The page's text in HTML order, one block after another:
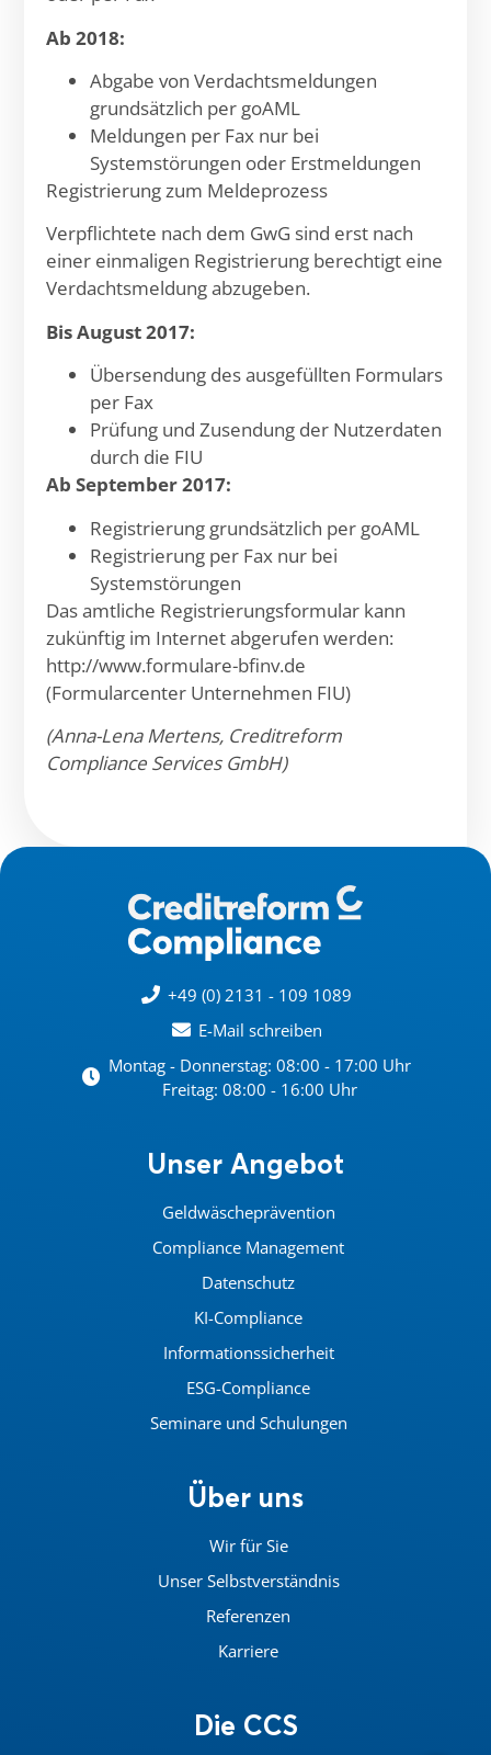
Ab 2018:
Abgabe von Verdachtsmeldungen
grundsätzlich per goAML
Meldungen per Fax nur bei
Systemstörungen oder Erstmeldungen
Registrierung zum Meldeprozess
Verpflichtete nach dem GwG sind erst nach
einer einmaligen Registrierung berechtigt eine
Verdachtsmeldung abzugeben.
Bis August 2017:
Übersendung des ausgefüllten Formulars
per Fax
Prüfung und Zusendung der Nutzerdaten
durch die FIU
Ab September 2017:
Registrierung grundsätzlich per goAML
Registrierung per Fax nur bei
Systemstörungen
Das amtliche Registrierungsformular kann
zukünftig im Internet abgerufen werden:
http://www.formulare-bfinv.de
(Formularcenter Unternehmen FIU)
(Anna-Lena Mertens, Creditreform
Compliance Services GmbH)
+49 (0) 2131 - 109 1089
E-Mail schreiben
Montag - Donnerstag: 08:00 - 17:00 Uhr
Freitag: 08:00 - 16:00 Uhr
Unser Angebot
Geldwäscheprävention
Compliance Management
Datenschutz
KI-Compliance
Informationssicherheit
ESG-Compliance
Seminare und Schulungen
Über uns
Wir für Sie
Unser Selbstverständnis
Referenzen
Karriere
Die CCS